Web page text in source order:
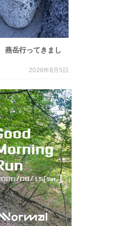
岳行ってきまし
2026年8月5日